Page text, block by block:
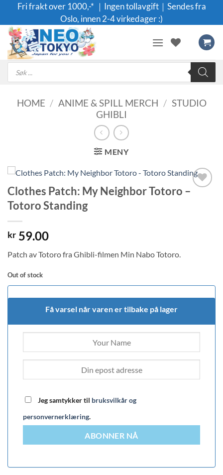
content
Fri frakt over 1000,-* ｜Ingen tollavgift｜Sendes fra
Oslo, innen 2-4 virkedager :)
Products
search
HOME / ANIME & SPILL MERCH / STUDIO
GHIBLI
MENY
Clothes Patch: My Neighbor Totoro –
Totoro Standing
kr 59.00
Patch av Totoro fra Ghibli-filmen Min Nabo Totoro.
Out of stock
Få varsel når varen er tilbake på lager
Jeg samtykker til bruksvilkår og
personvernerklæring.
ABONNER NÅ